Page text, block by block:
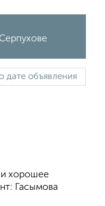
и хорошее
Гасымова